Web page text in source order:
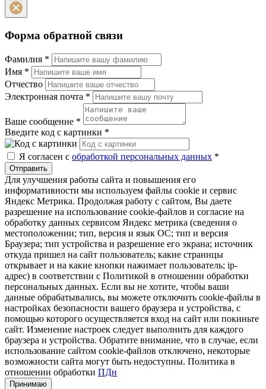
Форма обратной связи
Фамилия *
Имя *
Отчество
Электронная почта *
Ваше сообщение *
Введите код с картинки *
Я согласен с обработкой персональных данных *
Отправить
Для улучшения работы сайта и повышения его
информативности мы используем файлы cookie и сервис
Яндекс Метрика. Продолжая работу с сайтом, Вы даете
разрешение на использование cookie-файлов и согласие на
обработку данных сервисом Яндекс метрика (сведения о
местоположении; тип, версия и язык ОС; тип и версия
Браузера; тип устройства и разрешение его экрана; источник
откуда пришел на сайт пользователь; какие страницы
открывает и на какие кнопки нажимает пользователь; ip-
адрес) в соответствии с Политикой в отношении обработки
персональных данных. Если вы не хотите, чтобы ваши
данные обрабатывались, вы можете отключить cookie-файлы в
настройках безопасности вашего браузера и устройства, с
помощью которого осуществляется вход на сайт или покиньте
сайт. Изменение настроек следует выполнить для каждого
браузера и устройства. Обратите внимание, что в случае, если
использование сайтом cookie-файлов отключено, некоторые
возможности сайта могут быть недоступны. Политика в
отношении обработки ПДн
Принимаю